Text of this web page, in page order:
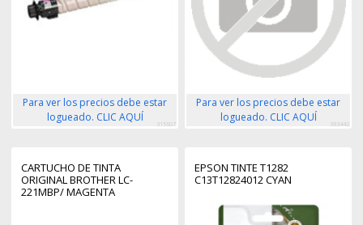
Para ver los precios debe estar
logueado. CLIC AQUÍ
315607
Para ver los precios debe estar
logueado. CLIC AQUÍ
393442
CARTUCHO DE TINTA
ORIGINAL BROTHER LC-
221MBP/ MAGENTA
EPSON TINTE T1282
C13T12824012 CYAN